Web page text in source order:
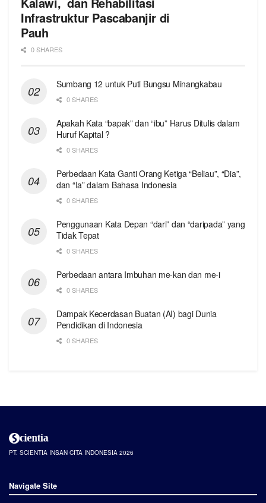
Infrastruktur Pascabanjir di
Pauh
0 SHARES
Sumbang 12 untuk Puti Bungsu Minangkabau
0 SHARES
Apakah Kata “bapak” dan “ibu” Harus Ditulis dalam
Huruf Kapital ?
0 SHARES
Perbedaan Kata Ganti Orang Ketiga “Beliau”, “Dia”,
dan “Ia” dalam Bahasa Indonesia
0 SHARES
Penggunaan Kata Depan “dari” dan “daripada” yang
Tidak Tepat
0 SHARES
Perbedaan antara Imbuhan me-kan dan me-i
0 SHARES
Dampak Kecerdasan Buatan (AI) bagi Dunia
Pendidikan di Indonesia
0 SHARES
PT. SCIENTIA INSAN CITA INDONESIA 2026
Navigate Site